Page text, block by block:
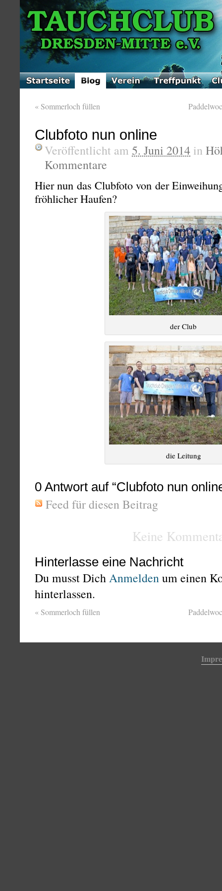
« Sommerloch füllen
Clubfoto nun online
Veröffentlicht am 5. Juni 2014 in
Kommentare
Hier nun das Clubfoto von der
fröhlicher Haufen?
der Club
die Leitung
0 Antwort auf “Clubfoto nun
Feed für diesen Beitrag
Keine
Hinterlasse eine Nachricht
Du musst DichAnmeldenum einen
hinterlassen.
« Sommerloch füllen